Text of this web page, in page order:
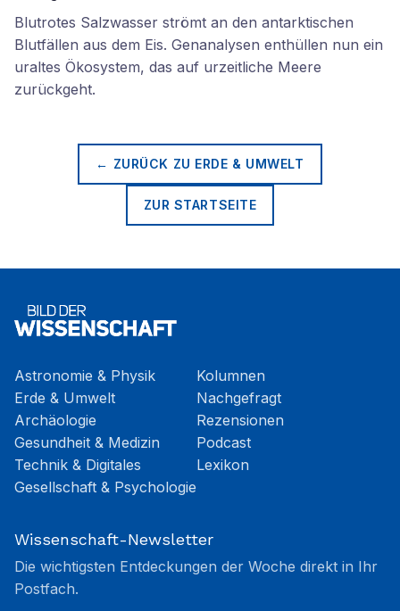
Blutrotes Salzwasser strömt an den antarktischen
Blutfällen aus dem Eis. Genanalysen enthüllen nun ein
uraltes Ökosystem, das auf urzeitliche Meere
zurückgeht.
← ZURÜCK ZU ERDE & UMWELT
ZUR STARTSEITE
Astronomie & Physik
Erde & Umwelt
Archäologie
Gesundheit & Medizin
Technik & Digitales
Gesellschaft & Psychologie
Kolumnen
Nachgefragt
Rezensionen
Podcast
Lexikon
Wissenschaft-Newsletter
Die wichtigsten Entdeckungen der Woche direkt in Ihr
Postfach.